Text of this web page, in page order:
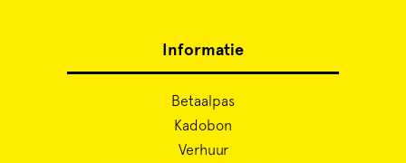
Informatie
Betaalpas
Kadobon
Verhuur